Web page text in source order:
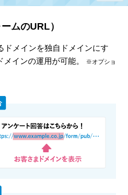
ムのURL）
ドメインを独自ドメインにす
メインの運用が可能。
※オプショ